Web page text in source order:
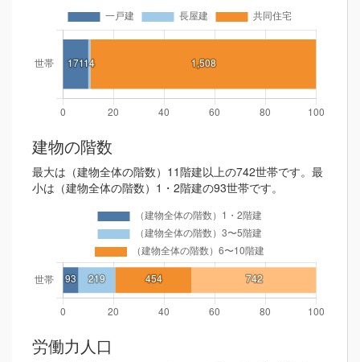
建物の階数
最大は（建物全体の階数）11階建以上の742世帯です。最
小は（建物全体の階数）1・2階建の93世帯です。
労働力人口